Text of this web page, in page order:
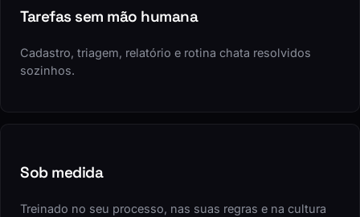
Tarefas sem mão humana
Cadastro, triagem, relatório e rotina chata resolvidos
sozinhos.
Sob medida
Treinado no seu processo, nas suas regras e na cultura